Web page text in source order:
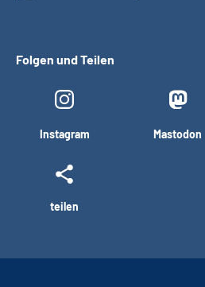
Folgen und Teilen
Instagram Mastodon
teilen